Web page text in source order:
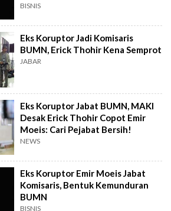
BISNIS
Eks Koruptor Jadi Komisaris
BUMN, Erick Thohir Kena Semprot
JABAR
Eks Koruptor Jabat BUMN, MAKI
Desak Erick Thohir Copot Emir
Moeis: Cari Pejabat Bersih!
NEWS
Eks Koruptor Emir Moeis Jabat
Komisaris, Bentuk Kemunduran
BUMN
BISNIS